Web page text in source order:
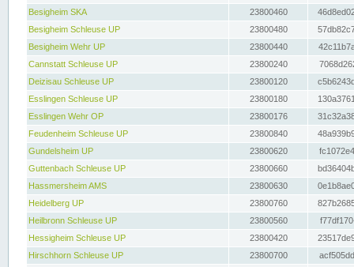
Besigheim SKA
23800460
Besigheim Schleuse UP
23800480
Besigheim Wehr UP
23800440
Cannstatt Schleuse UP
23800240
Deizisau Schleuse UP
23800120
Esslingen Schleuse UP
23800180
Esslingen Wehr OP
23800176
Feudenheim Schleuse UP
23800840
Gundelsheim UP
23800620
Guttenbach Schleuse UP
23800660
Hassmersheim AMS
23800630
Heidelberg UP
23800760
Heilbronn Schleuse UP
23800560
Hessigheim Schleuse UP
23800420
Hirschhorn Schleuse UP
23800700